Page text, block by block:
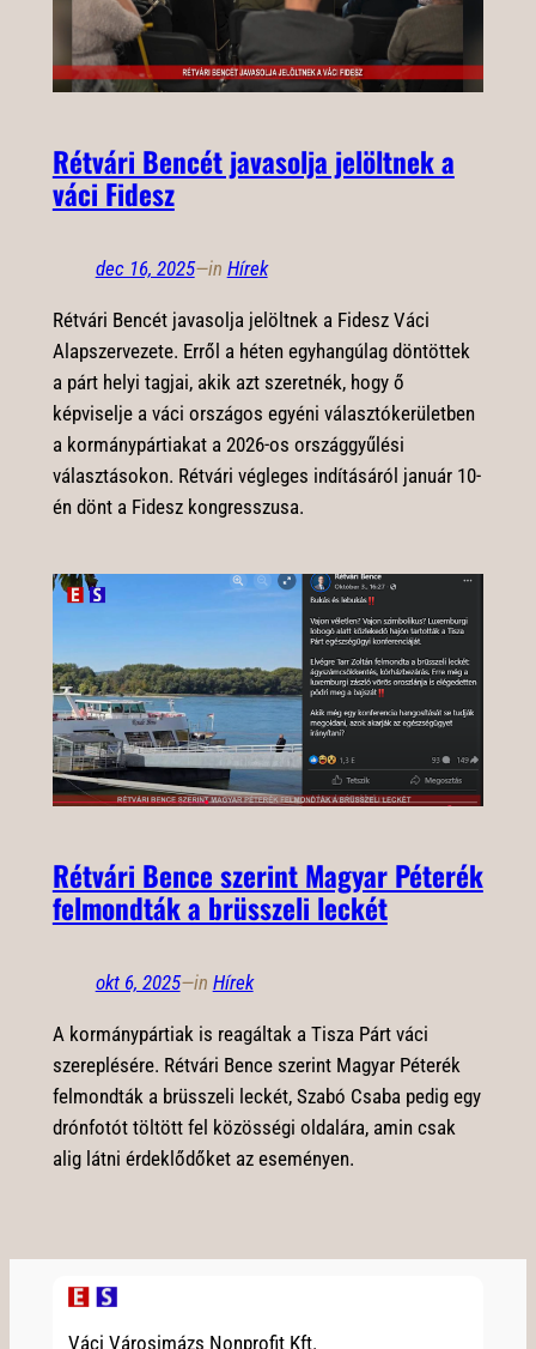
Rétvári Bencét javasolja jelöltnek a
váci Fidesz
dec 16, 2025—in Hírek
Rétvári Bencét javasolja jelöltnek a Fidesz Váci
Alapszervezete. Erről a héten egyhangúlag döntöttek
a párt helyi tagjai, akik azt szeretnék, hogy ő
képviselje a váci országos egyéni választókerületben
a kormánypártiakat a 2026-os országgyűlési
választásokon. Rétvári végleges indításáról január 10-
én dönt a Fidesz kongresszusa.
Rétvári Bence szerint Magyar Péterék
felmondták a brüsszeli leckét
okt 6, 2025—in Hírek
A kormánypártiak is reagáltak a Tisza Párt váci
szereplésére. Rétvári Bence szerint Magyar Péterék
felmondták a brüsszeli leckét, Szabó Csaba pedig egy
drónfotót töltött fel közösségi oldalára, amin csak
alig látni érdeklődőket az eseményen.
Váci Városimázs Nonprofit Kft.